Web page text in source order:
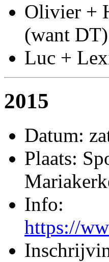
Olivier +
(want
Luc +
2015
Datum:
Plaats:
Info:
https://